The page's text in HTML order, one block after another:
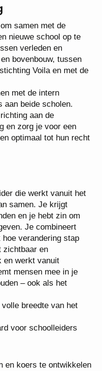
samen met de
nieuwe school op te
verleden en
bovenbouw, tussen
Voila en met
met de intern
aan beide scholen.
aan de
en zorg je voor een
optimaal tot hun
die werkt vanuit
van samen. Je krijgt
en je hebt zin om
Je combineert
verandering stap
zichtbaar en
en werkt vanuit
mensen mee in je
– ook als het
breedte van het
voor schoolleiders
en koers te